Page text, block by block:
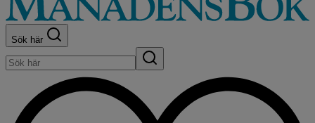
Sök här